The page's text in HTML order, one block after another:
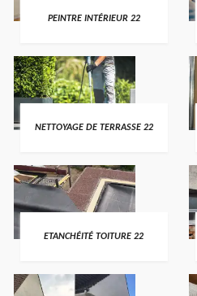
PEINTRE INTÉRIEUR 22
NETTOYAGE DE TERRASSE 22
ETANCHÉITÉ TOITURE 22